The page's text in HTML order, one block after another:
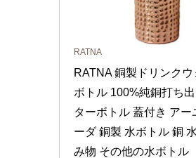
RATNA
RATNA 銅製ドリンクウ
ボトル 100%純銅打ち
ターボトル 蓋付き アー
ーダ 銅製 水ボトル 銅
み物 その他の水ボトル